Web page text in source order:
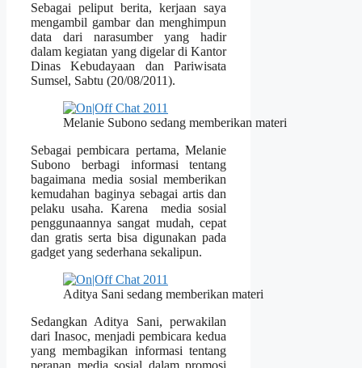
Sebagai peliput berita, kerjaan saya
mengambil gambar dan menghimpun
data dari narasumber yang hadir
dalam kegiatan yang digelar di Kantor
Dinas Kebudayaan dan Pariwisata
Sumsel, Sabtu (20/08/2011).
Melanie Subono sedang memberikan materi
Sebagai pembicara pertama, Melanie
Subono berbagi informasi tentang
bagaimana media sosial memberikan
kemudahan baginya sebagai artis dan
pelaku usaha. Karena media sosial
penggunaannya sangat mudah, cepat
dan gratis serta bisa digunakan pada
gadget yang sederhana sekalipun.
Aditya Sani sedang memberikan materi
Sedangkan Aditya Sani, perwakilan
dari Inasoc, menjadi pembicara kedua
yang membagikan informasi tentang